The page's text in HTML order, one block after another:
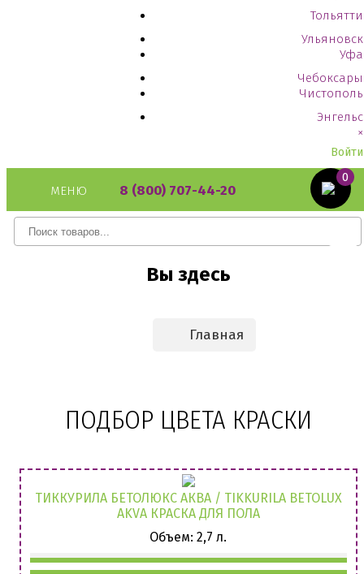
Тольятти
Ульяновск
Уфа
Чебоксары
Чистополь
Энгельс
×
Войти
МЕНЮ 8 (800) 707-44-20
0
Вы здесь
Главная
ПОДБОР ЦВЕТА КРАСКИ
ТИККУРИЛА БЕТОЛЮКС АКВА / TIKKURILA BETOLUX
AKVA КРАСКА ДЛЯ ПОЛА
Объем: 2,7 л.